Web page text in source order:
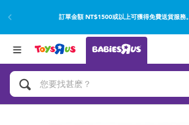
訂單金額 NT$1500或以上可獲得免費送貨服務。
網上購買並使用門市取貨在店內取貨。
分類目錄
遊戲及活動
嬰兒專用禮品
品牌